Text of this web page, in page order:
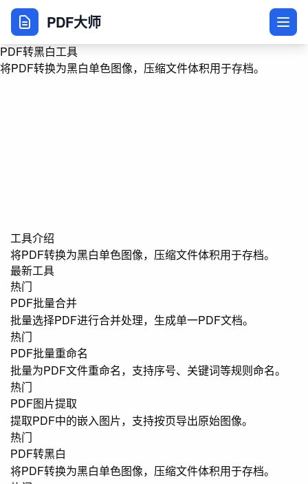
PDF大师
PDF转黑白工具
将PDF转换为黑白单色图像，压缩文件体积用于存档。
工具介绍
将PDF转换为黑白单色图像，压缩文件体积用于存档。
最新工具
热门
PDF批量合并
批量选择PDF进行合并处理，生成单一PDF文档。
热门
PDF批量重命名
批量为PDF文件重命名，支持序号、关键词等规则命名。
热门
PDF图片提取
提取PDF中的嵌入图片，支持按页导出原始图像。
热门
PDF转黑白
将PDF转换为黑白单色图像，压缩文件体积用于存档。